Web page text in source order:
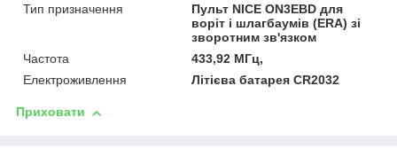
Тип призначення
Пульт NICE ON3EBD для
воріт і шлагбаумів (ERA) зі
зворотним зв'язком
Частота
433,92 МГц,
Електроживлення
Літієва батарея CR2032
Приховати